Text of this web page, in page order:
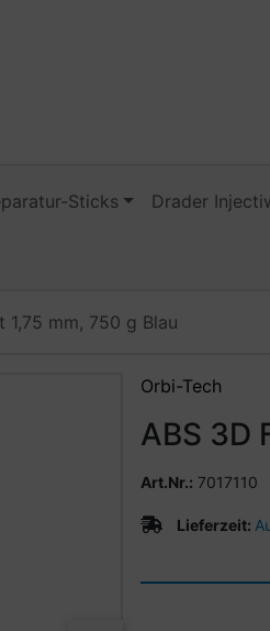
Sticks Drader
1,75 mm, 750 g Blau
Orbi-Tech
ABS 3D
Art.Nr.: 7017110
Lieferzeit:
Button" nutzen, um